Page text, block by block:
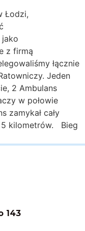
Łodzi,
z firmą
łącznie
Jeden
2 Ambulans
w połowie
zamykał cały
5 kilometrów. Bieg
143